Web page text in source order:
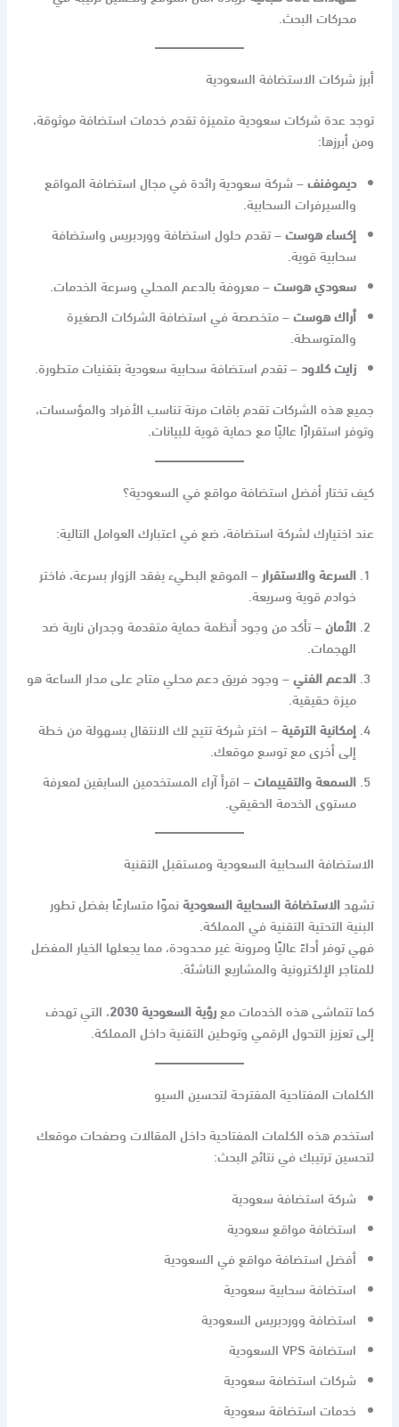
محركات البحث.
أبرز شركات الاستضافة السعودية
توجد عدة شركات سعودية متميزة تقدم خدمات استضافة موثوقة،
ومن أبرزها:
ديموفنف– شركة سعودية رائدة في مجال استضافة المواقع
والسيرفرات السحابية.
إكساء هوست– تقدم حلول استضافة ووردبريس واستضافة
سحابية قوية.
سعودي هوست– معروفة بالدعم المحلي وسرعة الخدمات.
أراك هوست– متخصصة في استضافة الشركات الصغيرة
والمتوسطة.
زايت كلاود – تقدم استضافة سحابية سعودية بتقنيات متطورة.
جميع هذه الشركات تقدم باقات مرنة تناسب الأفراد والمؤسسات،
وتوفر استقرارًا عاليًا مع حماية قوية للبيانات.
كيف تختار أفضل استضافة مواقع في السعودية؟
عند اختيارك لشركة استضافة، ضع في اعتبارك العوامل التالية:
السرعة والاستقرار – الموقع البطيء يفقد الزوار بسرعة، فاختر
خوادم قوية وسريعة.
الأمان– تأكد من وجود أنظمة حماية متقدمة وجدران نارية ضد
الهجمات.
الدعم الفني– وجود فريق دعم محلي متاح على مدار الساعة هو
ميزة حقيقية.
إمكانية الترقية– اختر شركة تتيح لك الانتقال بسهولة من خطة
إلى أخرى مع توسع موقعك.
السمعة والتقييمات– اقرأ آراء المستخدمين السابقين لمعرفة
مستوى الخدمة الحقيقي.
الاستضافة السحابية السعودية ومستقبل التقنية
تشهد الاستضافة السحابية السعوديةنموًا متسارعًا بفضل تطور
البنية التحتية التقنية في المملكة.
فهي توفر أداءً عاليًا ومرونة غير محدودة، مما يجعلها الخيار المفضل
للمتاجر الإلكترونية والمشاريع الناشئة.
كما تتماشى هذه الخدمات مع رؤية السعودية 2030
، التي تهدف
إلى تعزيز التحول الرقمي وتوطين التقنية داخل المملكة.
الكلمات المفتاحية المقترحة لتحسين السيو
استخدم هذه الكلمات المفتاحية داخل المقالات وصفحات موقعك
لتحسين ترتيبك في نتائج البحث:
شركة استضافة سعودية
استضافة مواقع سعودية
أفضل استضافة مواقع في السعودية
استضافة سحابية سعودية
استضافة ووردبريس السعودية
استضافة VPS السعودية
شركات استضافة سعودية
خدمات استضافة سعودية